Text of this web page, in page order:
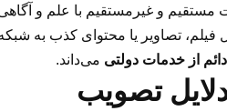
و غیرمستقیم با علم و
فیلم، تصاویر یا محتوای کذب به
از خدمات دولتی می‌داند.
تصویب